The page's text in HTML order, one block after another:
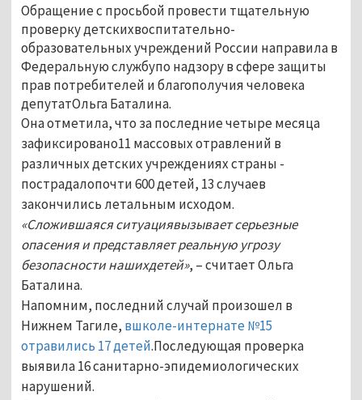
Обращение с просьбой провести тщательную
проверку детскихвоспитательно-
образовательных учреждений России направила в
Федеральную службупо надзору в сфере защиты
прав потребителей и благополучия человека
депутатОльга Баталина.
Она отметила, что за последние четыре месяца
зафиксировано11 массовых отравлений в
различных детских учреждениях страны -
пострадалопочти 600 детей, 13 случаев
закончились летальным исходом.
«Сложившаяся ситуациявызывает серьезные
опасения и представляет реальную угрозу
безопасности нашихдетей», – считает Ольга
Баталина.
Напомним, последний случай произошел в
Нижнем Тагиле, вшколе-интернате №15
отравились 17 детей.Последующая проверка
выявила 16 санитарно-эпидемиологических
нарушений.